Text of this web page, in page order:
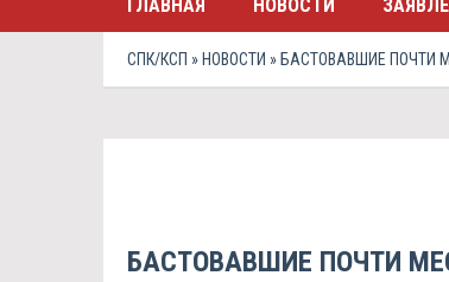
ГЛАВНАЯ НОВОСТИ
СПК/КСП » НОВОСТИ » БАСТОВАВШИЕ ПОЧТИ
БАСТОВАВШИЕ ПОЧТИ